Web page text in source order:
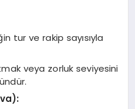
tur ve rakip sayısıyla
veya zorluk seviyesini